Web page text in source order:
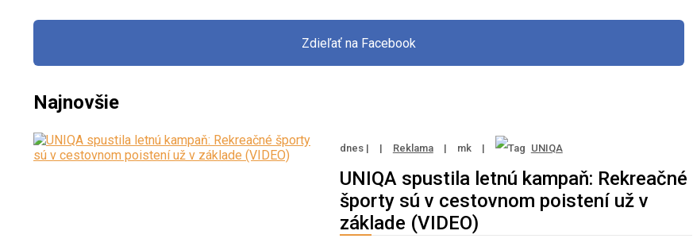
Zdieľať na Facebook
Najnovšie
dnes | | Reklama | mk | UNIQA
UNIQA spustila letnú kampaň: Rekreačné
športy sú v cestovnom poistení už v
základe (VIDEO)